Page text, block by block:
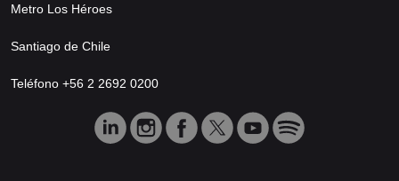
Metro Los Héroes
Santiago de Chile
Teléfono +56 2 2692 0200